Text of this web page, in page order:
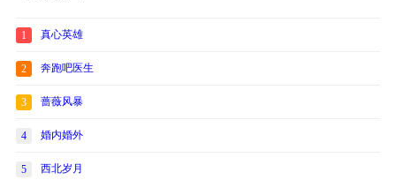
1 真心英雄
2 奔跑吧医生
3 蔷薇风暴
4 婚内婚外
5 西北岁月